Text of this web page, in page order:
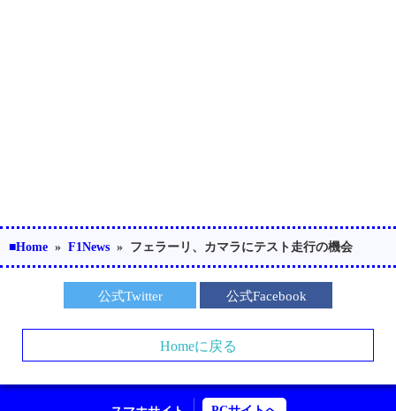
■Home » F1News » フェラーリ、カマラにテスト走行の機会
公式Twitter 公式Facebook
Homeに戻る